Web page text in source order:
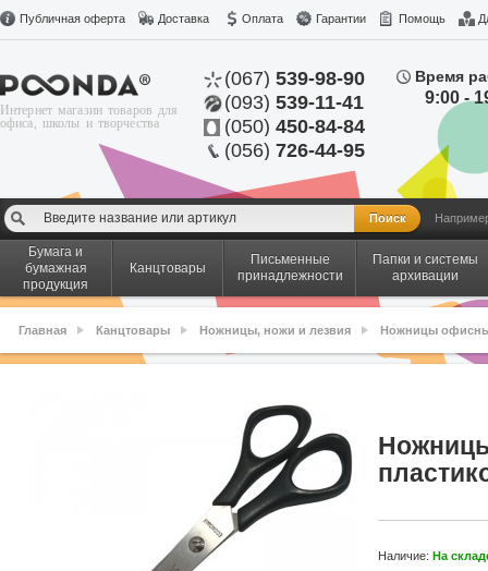
Публичная оферта Доставка Оплата Гарантии Помощь
Интернет магазин товаров для
офиса, школы и творчества
(067) 539-98-90
(093) 539-11-41
(050) 450-84-84
(056) 726-44-95
Время
9:00 -
Бумага и
бумажная
продукция
Канцтовары
Письменные
принадлежности
Папки и системы
архивации
Главная Канцтовары Ножницы, ножи и лезвия Ножницы
Наличие: На